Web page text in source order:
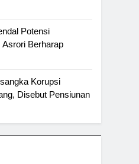
Potensi
Asrori Berharap
Korupsi
Disebut Pensiunan